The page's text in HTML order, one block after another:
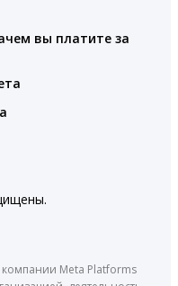
вы платите за
Meta Platforms